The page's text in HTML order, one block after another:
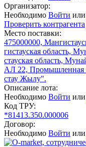
Организатор:
Необходимо Войти или
Проверить контрагента
Место поставки:
475000000,
гистауская область,
стауская область,
АЛ 22, Промышленная
стау Жылу".
Описание лота:
Необходимо Войти или
Код ТРУ:
*81413.350.000006
Договор:
Необходимо Войти или